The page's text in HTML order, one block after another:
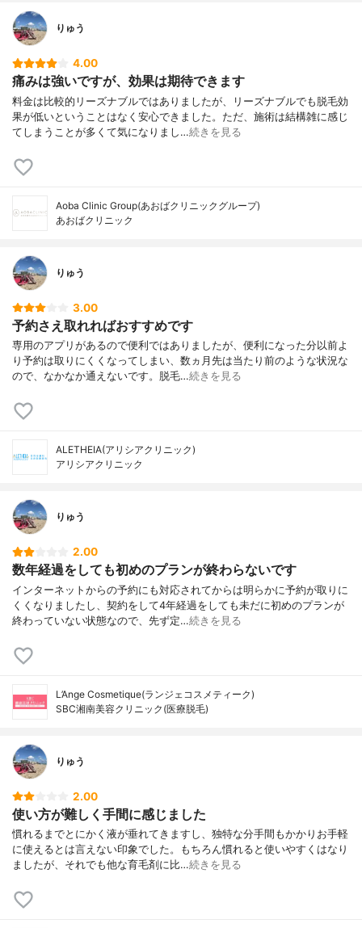
りゅう
4.00
痛みは強いですが、効果は期待できます
料金は比較的リーズナブルではありましたが、リーズナブルでも脱毛効
果が低いということはなく安心できました。ただ、施術は結構雑に感じ
てしまうことが多くて気になりまし…続きを見る
Aoba Clinic Group(あおばクリニックグループ)
あおばクリニック
りゅう
3.00
予約さえ取れればおすすめです
専用のアプリがあるので便利ではありましたが、便利になった分以前よ
り予約は取りにくくなってしまい、数ヵ月先は当たり前のような状況な
ので、なかなか通えないです。脱毛…続きを見る
ALETHEIA(アリシアクリニック)
アリシアクリニック
りゅう
2.00
数年経過をしても初めのプランが終わらないです
インターネットからの予約にも対応されてからは明らかに予約が取りに
くくなりましたし、契約をして4年経過をしても未だに初めのプランが
終わっていない状態なので、先ず定…続きを見る
L’Ange Cosmetique(ランジェコスメティーク)
SBC湘南美容クリニック(医療脱毛)
りゅう
2.00
使い方が難しく手間に感じました
慣れるまでとにかく液が垂れてきますし、独特な分手間もかかりお手軽
に使えるとは言えない印象でした。もちろん慣れると使いやすくはなり
ましたが、それでも他な育毛剤に比…続きを見る